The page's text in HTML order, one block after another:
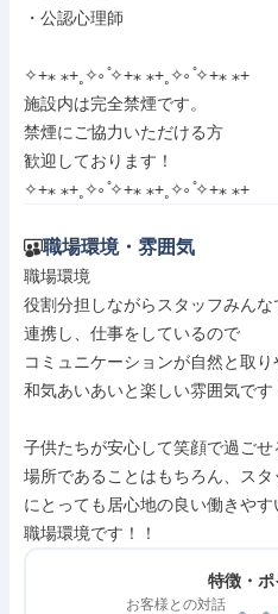
・公認心理師
✧+⁎ ⁎+˳✧༚ ̊✧+⁎ ⁎+˳✧༚ ̊✧+⁎ ⁎+
施設内は完全禁煙です。
禁煙にご協力いただける方
歓迎しております！
✧+⁎ ⁎+˳✧༚ ̊✧+⁎ ⁎+˳✧༚ ̊✧+⁎ ⁎+
職場環境・雰囲気
職場環境
役割分担しながらスタッフみんな
連携し、仕事をしているので
コミュニケーションが自然と取り
和気あいあいと楽しい雰囲気です
子供たちが安心して笑顔で過ごせ
場所であることはもちろん、スタ
にとっても居心地の良い働きやす
職場環境です！！
特徴・ポ
お客様との対話